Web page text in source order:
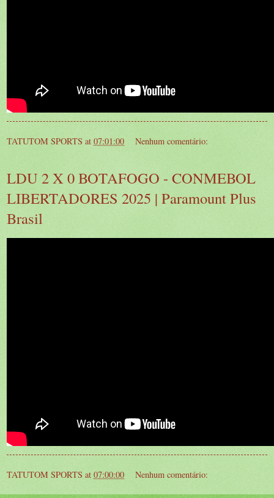
TATUTOM SPORTS at 07:01:00 Nenhum comentário:
LDU 2 X 0 BOTAFOGO - CONMEBOL
LIBERTADORES 2025 | Paramount Plus
Brasil
TATUTOM SPORTS at 07:00:00 Nenhum comentário: